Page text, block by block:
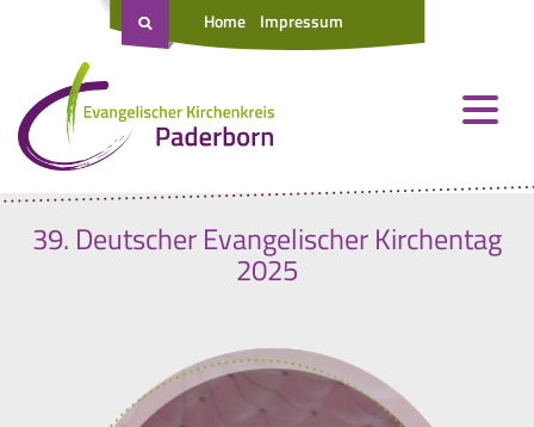
Home Impressum
39. Deutscher Evangelischer Kirchentag
2025